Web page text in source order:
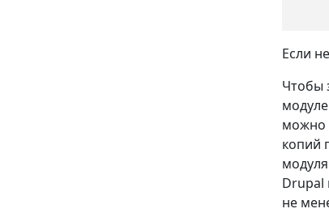
Если
Чтобы
можно
копий
Drupal
не